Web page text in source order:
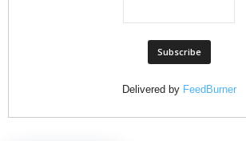
Delivered by FeedBurner